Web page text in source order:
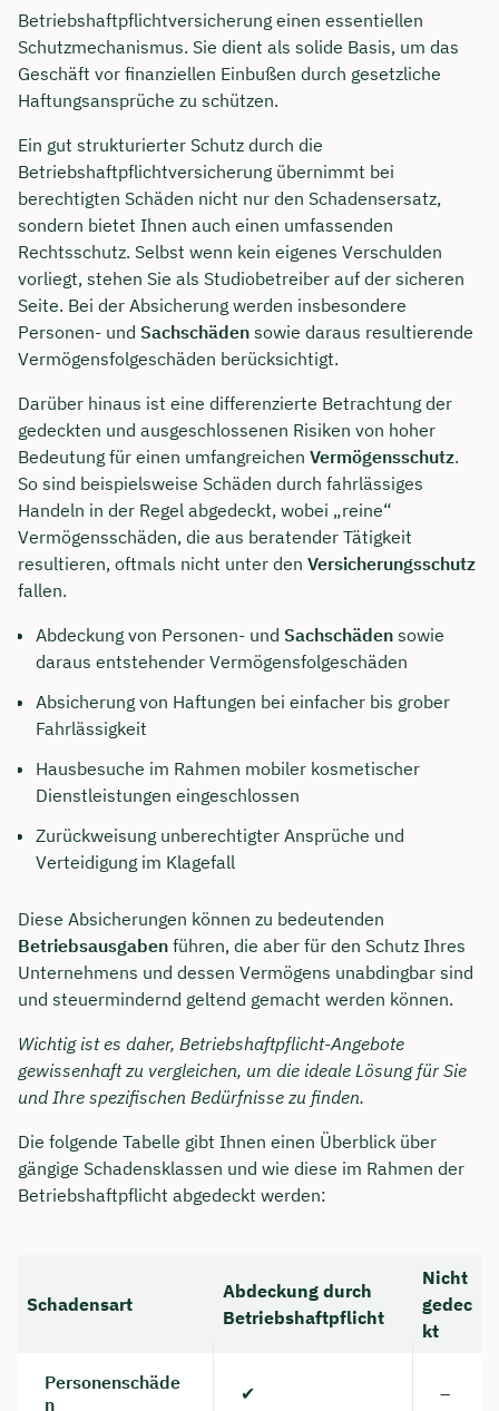
Betriebshaftpflichtversicherung einen essentiellen
Schutzmechanismus. Sie dient als solide Basis, um das
Geschäft vor finanziellen Einbußen durch gesetzliche
Haftungsansprüche zu schützen.
Ein gut strukturierter Schutz durch die
Betriebshaftpflichtversicherung übernimmt bei
berechtigten Schäden nicht nur den Schadensersatz,
sondern bietet Ihnen auch einen umfassenden
Rechtsschutz. Selbst wenn kein eigenes Verschulden
vorliegt, stehen Sie als Studiobetreiber auf der sicheren
Seite. Bei der Absicherung werden insbesondere
Personen- und Sachschäden sowie daraus resultierende
Vermögensfolgeschäden berücksichtigt.
Darüber hinaus ist eine differenzierte Betrachtung der
gedeckten und ausgeschlossenen Risiken von hoher
Bedeutung für einen umfangreichen Vermögensschutz.
So sind beispielsweise Schäden durch fahrlässiges
Handeln in der Regel abgedeckt, wobei „reine“
Vermögensschäden, die aus beratender Tätigkeit
resultieren, oftmals nicht unter den Versicherungsschutz
fallen.
Abdeckung von Personen- und Sachschäden sowie
daraus entstehender Vermögensfolgeschäden
Absicherung von Haftungen bei einfacher bis grober
Fahrlässigkeit
Hausbesuche im Rahmen mobiler kosmetischer
Dienstleistungen eingeschlossen
Zurückweisung unberechtigter Ansprüche und
Verteidigung im Klagefall
Diese Absicherungen können zu bedeutenden
Betriebsausgaben führen, die aber für den Schutz Ihres
Unternehmens und dessen Vermögens unabdingbar sind
und steuermindernd geltend gemacht werden können.
Wichtig ist es daher, Betriebshaftpflicht-Angebote
gewissenhaft zu vergleichen, um die ideale Lösung für Sie
und Ihre spezifischen Bedürfnisse zu finden.
Die folgende Tabelle gibt Ihnen einen Überblick über
gängige Schadensklassen und wie diese im Rahmen der
Betriebshaftpflicht abgedeckt werden:
Schadensart
Abdeckung durch
Betriebshaftpflicht
Nicht
gedec
kt
Personenschäde
n
✔ –